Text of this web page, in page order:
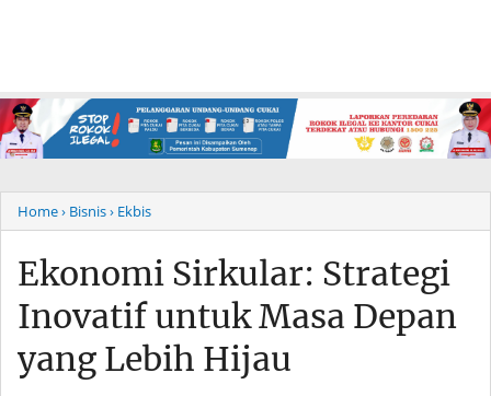
Home› Bisnis› Ekbis
Ekonomi Sirkular: Strategi
Inovatif untuk Masa Depan
yang Lebih Hijau